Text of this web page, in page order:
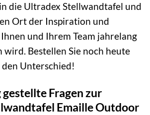
die Ultradex Stellwandtafel und
Ort der Inspiration und
und Ihrem Team jahrelang
wird. Bestellen Sie noch heute
Unterschied!
gestellte Fragen zur
Emaille Outdoor